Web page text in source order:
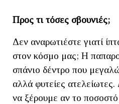
Προς τι τόσες σβουνιές;
Δεν αναρωτιέστε γιατί
στον κόσμο μας; Η
σπάνιο δέντρο που
αλλά φυτείες
να ξέρουμε αν το ποσοστό